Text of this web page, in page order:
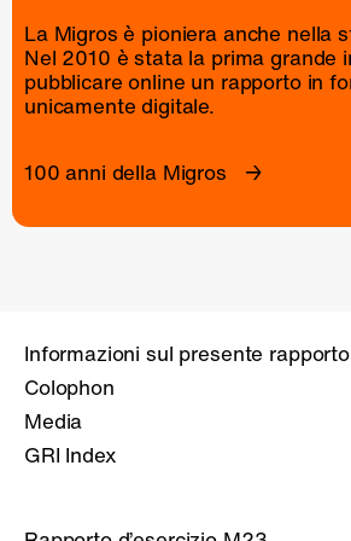
La Migros è pioniera anche nella
Nel 2010 è stata la prima grande
pubblicare online un rapportoin
unicamente digitale.
100 anni della Migros
Informazioni sul presente rapporto
Colophon
Media
GRI Index